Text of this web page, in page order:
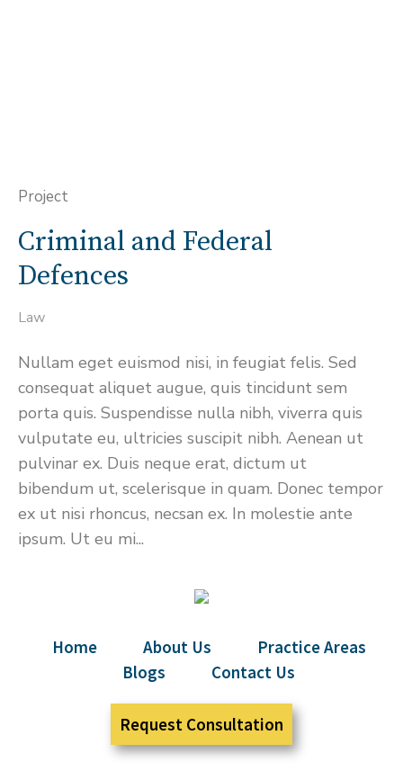
Project
Criminal and Federal
Defences
Law
Nullam eget euismod nisi, in feugiat felis. Sed
consequat aliquet augue, quis tincidunt sem
porta quis. Suspendisse nulla nibh, viverra quis
vulputate eu, ultricies suscipit nibh. Aenean ut
pulvinar ex. Duis neque erat, dictum ut
bibendum ut, scelerisque in quam. Donec tempor
ex ut nisi rhoncus, necsan ex. In molestie ante
ipsum. Ut eu mi...
Home About Us
Practice Areas
Blogs
Contact Us
Request Consultation